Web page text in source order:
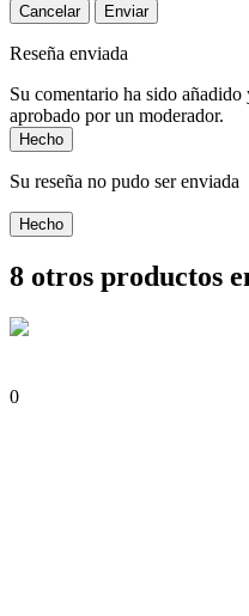
Cancelar Enviar
Reseña enviada
Su comentario ha sido
aprobado por un moderador.
Hecho
Su reseña no pudo ser enviada
Hecho
8 otros productos
0